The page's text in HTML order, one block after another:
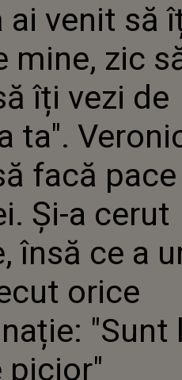
SĂ TE
DE
PACE CU ANDREI. ȘI-A
CERUT
URMAT
ORICE
"SUNT
PICIOR"
ai venit să
mine, zic
îți vezi de
ta".
facă
Și-a cerut
însă ce a
orice
"Sunt
picior"